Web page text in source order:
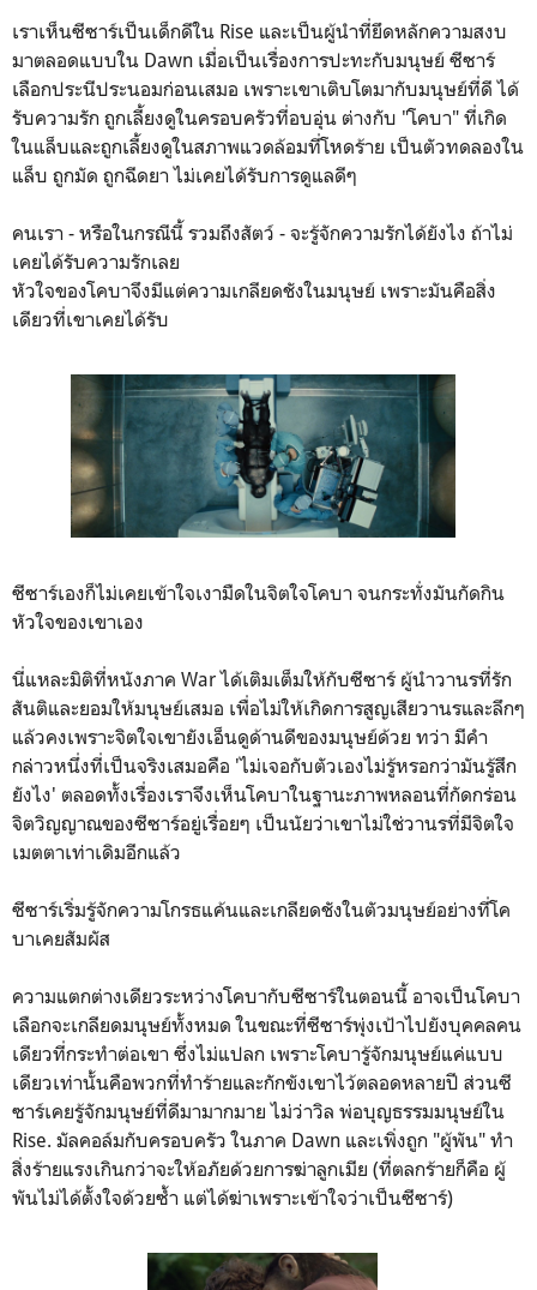
เราเห็นซีซาร์เป็นเด็กดีใน Rise และเป็นผู้นำที่ยึดหลักความสงบ
มาตลอดแบบใน Dawn เมื่อเป็นเรื่องการปะทะกับมนุษย์ ซีซาร์
เลือกประนีประนอมก่อนเสมอ เพราะเขาเติบโตมากับมนุษย์ที่ดี ได้
รับความรัก ถูกเลี้ยงดูในครอบครัวที่อบอุ่น ต่างกับ "โคบา" ที่เกิด
ในแล็บและถูกเลี้ยงดูในสภาพแวดล้อมที่โหดร้าย เป็นตัวทดลองใน
แล็บ ถูกมัด ถูกฉีดยา ไม่เคยได้รับการดูแลดีๆ
คนเรา - หรือในกรณีนี้ รวมถึงสัตว์ - จะรู้จักความรักได้ยังไง ถ้าไม่
เคยได้รับความรักเลย
หัวใจของโคบาจึงมีแต่ความเกลียดชังในมนุษย์ เพราะมันคือสิ่ง
เดียวที่เขาเคยได้รับ
ซีซาร์เองก็ไม่เคยเข้าใจเงามืดในจิตใจโคบา จนกระทั่งมันกัดกิน
หัวใจของเขาเอง
นี่แหละมิติที่หนังภาค War ได้เติมเต็มให้กับซีซาร์ ผู้นำวานรที่รัก
สันติและยอมให้มนุษย์เสมอ เพื่อไม่ให้เกิดการสูญเสียวานรและลึกๆ
แล้วคงเพราะจิตใจเขายังเอ็นดูด้านดีของมนุษย์ด้วย ทว่า มีคำ
กล่าวหนึ่งที่เป็นจริงเสมอคือ 'ไม่เจอกับตัวเองไม่รู้หรอกว่ามันรู้สึก
ยังไง' ตลอดทั้งเรื่องเราจึงเห็นโคบาในฐานะภาพหลอนที่กัดกร่อน
จิตวิญญาณของซีซาร์อยู่เรื่อยๆ เป็นนัยว่าเขาไม่ใช่วานรที่มีจิตใจ
เมตตาเท่าเดิมอีกแล้ว
ซีซาร์เริ่มรู้จักความโกรธแค้นและเกลียดชังในตัวมนุษย์อย่างที่โค
บาเคยสัมผัส
ความแตกต่างเดียวระหว่างโคบากับซีซาร์ในตอนนี้ อาจเป็นโคบา
เลือกจะเกลียดมนุษย์ทั้งหมด ในขณะที่ซีซาร์พุ่งเป้าไปยังบุคคลคน
เดียวที่กระทำต่อเขา ซึ่งไม่แปลก เพราะโคบารู้จักมนุษย์แค่แบบ
เดียวเท่านั้นคือพวกที่ทำร้ายและกักขังเขาไว้ตลอดหลายปี ส่วนซี
ซาร์เคยรู้จักมนุษย์ที่ดีมามากมาย ไม่ว่าวิล พ่อบุญธรรมมนุษย์ใน
Rise. มัลคอล์มกับครอบครัว ในภาค Dawn และเพิ่งถูก "ผู้พัน" ทำ
สิ่งร้ายแรงเกินกว่าจะให้อภัยด้วยการฆ่าลูกเมีย (ที่ตลกร้ายก็คือ ผู้
พันไม่ได้ตั้งใจด้วยซ้ำ แต่ได้ฆ่าเพราะเข้าใจว่าเป็นซีซาร์)